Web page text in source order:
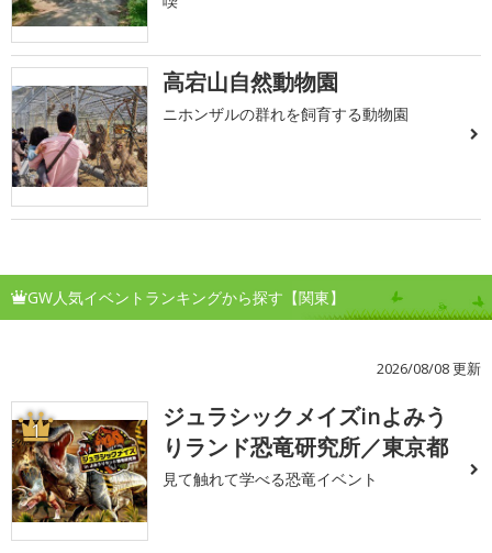
高宕山自然動物園
ニホンザルの群れを飼育する動物園
GW人気イベントランキングから探す【関東】
2026/08/08 更新
1
ジュラシックメイズinよみう
りランド恐竜研究所／東京都
見て触れて学べる恐竜イベント